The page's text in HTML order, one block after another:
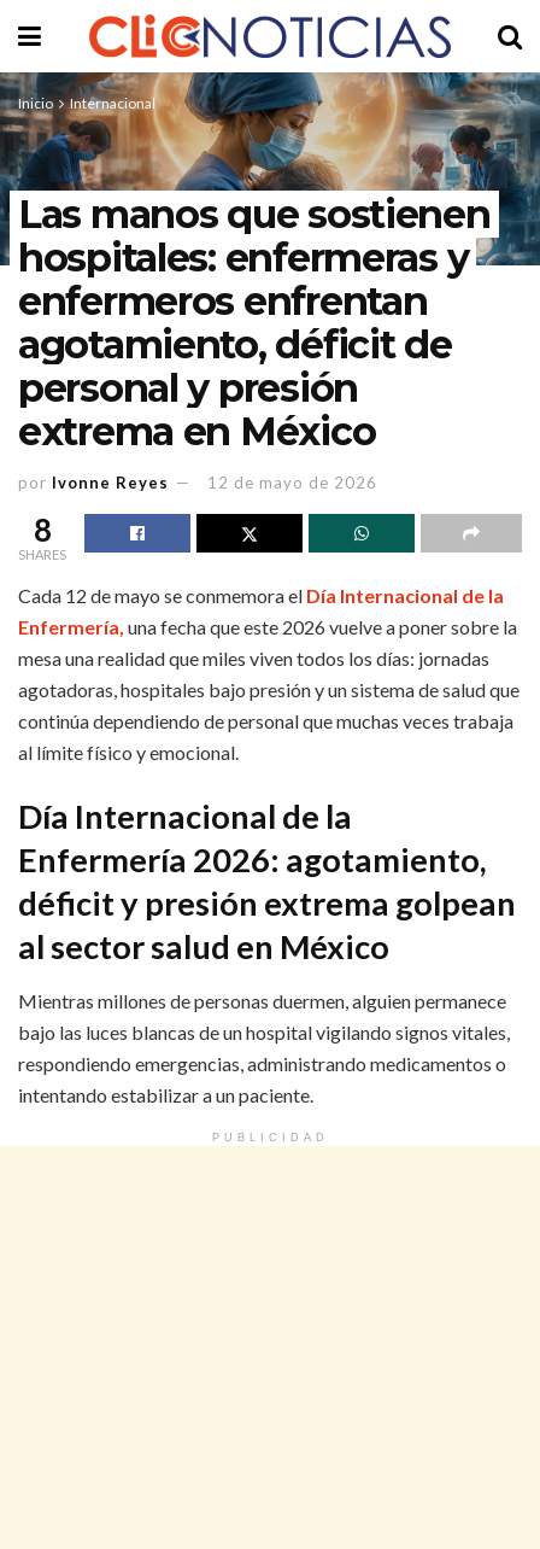
Inicio Internacional
Las manos que sostienen
hospitales: enfermeras y
enfermeros enfrentan
agotamiento, déficit de
personal y presión
extrema en México
por Ivonne Reyes 12 de mayo de 2026
8
SHARES
Cada 12 de mayo se conmemora el Día Internacional de la
Enfermería, una fecha que este 2026 vuelve a poner sobre la
mesa una realidad que miles viven todos los días: jornadas
agotadoras, hospitales bajo presión y un sistema de salud que
continúa dependiendo de personal que muchas veces trabaja
al límite físico y emocional.
Día Internacional de la
Enfermería 2026: agotamiento,
déficit y presión extrema golpean
al sector salud en México
Mientras millones de personas duermen, alguien permanece
bajo las luces blancas de un hospital vigilando signos vitales,
respondiendo emergencias, administrando medicamentos o
intentando estabilizar a un paciente.
PUBLICIDAD